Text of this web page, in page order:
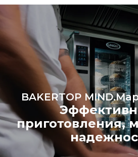
BAKERTOP
приготовления,